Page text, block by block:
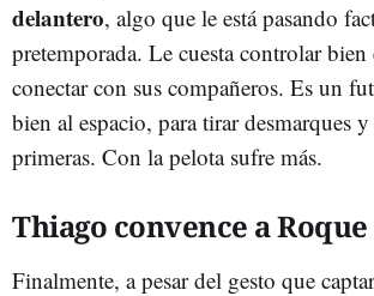
delantero, algo que le está pasando
pretemporada. Le cuesta controlar
conectar con sus compañeros. Es un
bien al espacio, para tirar desmarques
primeras. Con la pelota sufre más.
Thiago convence a Roque
Finalmente, a pesar del gesto que